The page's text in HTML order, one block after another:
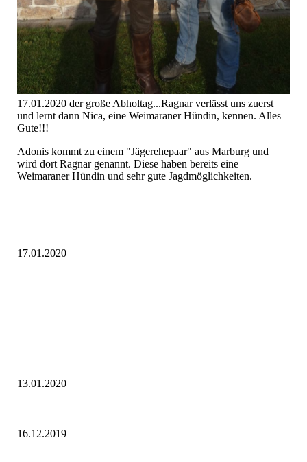
17.01.2020 der große Abholtag...Ragnar verlässt uns zuerst
und lernt dann Nica, eine Weimaraner Hündin, kennen. Alles
Gute!!!
Adonis kommt zu einem "Jägerehepaar" aus Marburg und
wird dort Ragnar genannt. Diese haben bereits eine
Weimaraner Hündin und sehr gute Jagdmöglichkeiten.
17.01.2020
13.01.2020
16.12.2019